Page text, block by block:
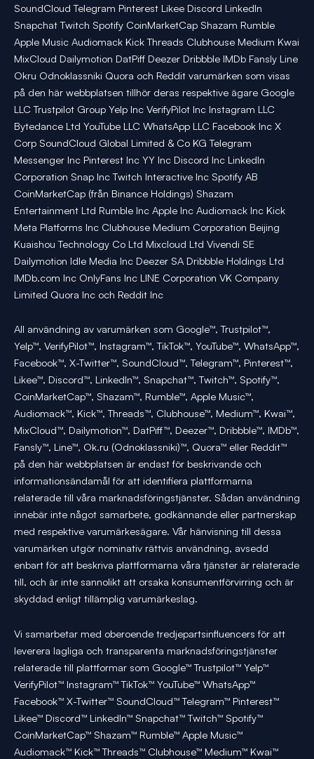
SoundCloud Telegram Pinterest Likee Discord LinkedIn
Snapchat Twitch Spotify CoinMarketCap Shazam Rumble
Apple Music Audiomack Kick Threads Clubhouse Medium Kwai
MixCloud Dailymotion DatPiff Deezer Dribbble IMDb Fansly Line
Okru Odnoklassniki Quora och Reddit varumärken som visas
på den här webbplatsen tillhör deras respektive ägare Google
LLC Trustpilot Group Yelp Inc VerifyPilot Inc Instagram LLC
Bytedance Ltd YouTube LLC WhatsApp LLC Facebook Inc X
Corp SoundCloud Global Limited & Co KG Telegram
Messenger Inc Pinterest Inc YY Inc Discord Inc LinkedIn
Corporation Snap Inc Twitch Interactive Inc Spotify AB
CoinMarketCap (från Binance Holdings) Shazam
Entertainment Ltd Rumble Inc Apple Inc Audiomack Inc Kick
Meta Platforms Inc Clubhouse Medium Corporation Beijing
Kuaishou Technology Co Ltd Mixcloud Ltd Vivendi SE
Dailymotion Idle Media Inc Deezer SA Dribbble Holdings Ltd
IMDb.com Inc OnlyFans Inc LINE Corporation VK Company
Limited Quora Inc och Reddit Inc
All användning av varumärken som Google™, Trustpilot™,
Yelp™, VerifyPilot™, Instagram™, TikTok™, YouTube™, WhatsApp™,
Facebook™, X-Twitter™, SoundCloud™, Telegram™, Pinterest™,
Likee™, Discord™, LinkedIn™, Snapchat™, Twitch™, Spotify™,
CoinMarketCap™, Shazam™, Rumble™, Apple Music™,
Audiomack™, Kick™, Threads™, Clubhouse™, Medium™, Kwai™,
MixCloud™, Dailymotion™, DatPiff™, Deezer™, Dribbble™, IMDb™,
Fansly™, Line™, Ok.ru (Odnoklassniki)™, Quora™ eller Reddit™
på den här webbplatsen är endast för beskrivande och
informationsändamål för att identifiera plattformarna
relaterade till våra marknadsföringstjänster. Sådan användning
innebär inte något samarbete, godkännande eller partnerskap
med respektive varumärkesägare. Vår hänvisning till dessa
varumärken utgör nominativ rättvis användning, avsedd
enbart för att beskriva plattformarna våra tjänster är relaterade
till, och är inte sannolikt att orsaka konsumentförvirring och är
skyddad enligt tillämplig varumärkeslag.
Vi samarbetar med oberoende tredjepartsinfluencers för att
leverera lagliga och transparenta marknadsföringstjänster
relaterade till plattformar som Google™ Trustpilot™ Yelp™
VerifyPilot™ Instagram™ TikTok™ YouTube™ WhatsApp™
Facebook™ X-Twitter™ SoundCloud™ Telegram™ Pinterest™
Likee™ Discord™ LinkedIn™ Snapchat™ Twitch™ Spotify™
CoinMarketCap™ Shazam™ Rumble™ Apple Music™
Audiomack™ Kick™ Threads™ Clubhouse™ Medium™ Kwai™